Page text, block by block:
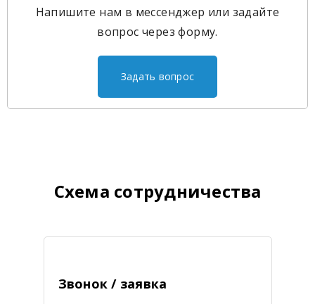
Напишите нам в мессенджер или задайте
вопрос через форму.
Задать вопрос
Схема сотрудничества
Звонок / заявка